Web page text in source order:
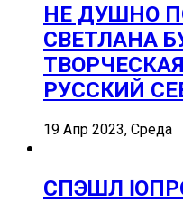
НЕ ДУШНО
СВЕТЛАНА
РУССКИЙ
19 Апр 2023, Среда
СПЭШЛ ӏ